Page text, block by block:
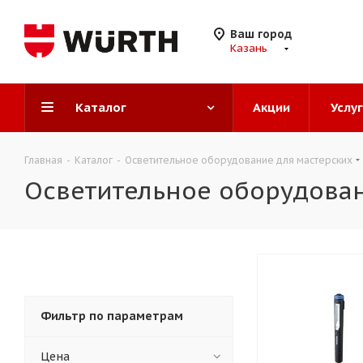
Ваш город
Казань
Каталог Акции
Главная - Каталог - Осветительное оборудование для мастерских
Осветительное
Фильтр по параметрам
Цена